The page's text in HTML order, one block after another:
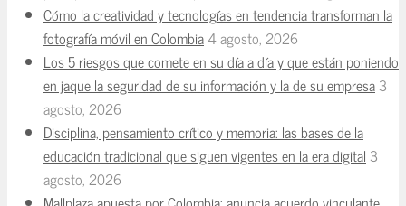
Cómo la creatividad y tecnologías en tendencia transforman la
fotografía móvil en Colombia4 agosto, 2026
Los 5 riesgos que comete en su día a día y que están poniendo
en jaque la seguridad de su información y la de su empresa3
agosto, 2026
Disciplina, pensamiento crítico y memoria: las bases de la
educación tradicional que siguen vigentes en la era digital 3
agosto, 2026